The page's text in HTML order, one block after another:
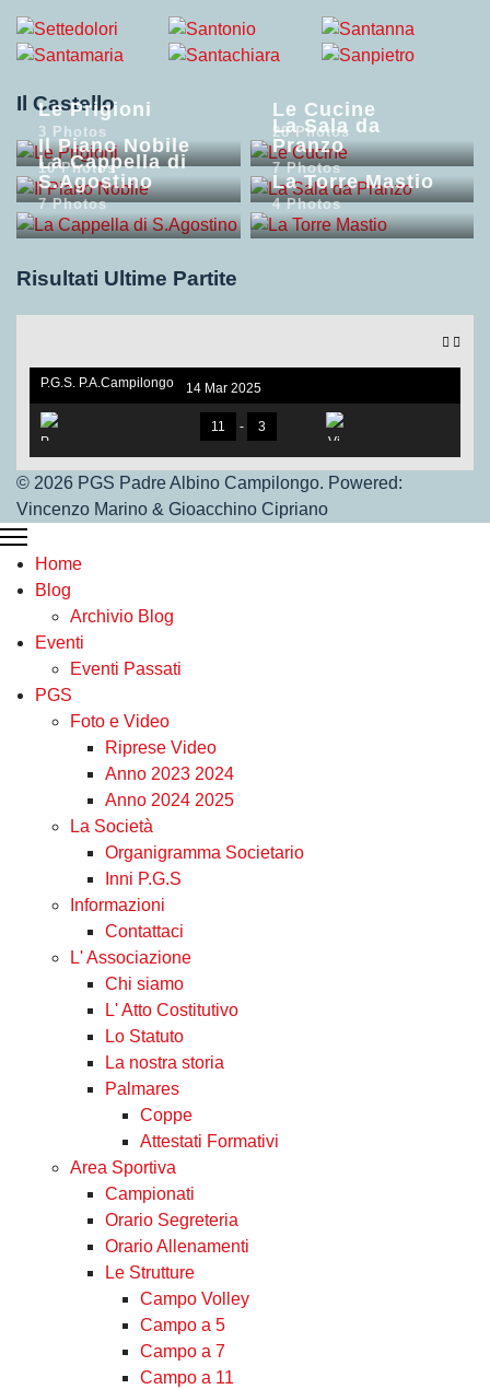
Il Castello
Le Prigioni
3 Photos
Le Cucine
28 Photos
Il Piano Nobile
10 Photos
La Sala da
Pranzo
7 Photos
La Cappella di
S.Agostino
7 Photos
La Torre Mastio
4 Photos
Risultati Ultime Partite
P.G.S. P.A.Campilongo
under 17. V.S Vigor Ros
sano
14 Mar 2025
P.G.S.Under 17
11 - 3
© 2026 PGS Padre Albino Campilongo. Powered:
Vincenzo Marino & Gioacchino Cipriano
Home
Blog
Archivio Blog
Eventi
Eventi Passati
PGS
Foto e Video
Riprese Video
Anno 2023 2024
Anno 2024 2025
La Società
Organigramma Societario
Inni P.G.S
Informazioni
Contattaci
L' Associazione
Chi siamo
L' Atto Costitutivo
Lo Statuto
La nostra storia
Palmares
Coppe
Attestati Formativi
Area Sportiva
Campionati
Orario Segreteria
Orario Allenamenti
Le Strutture
Campo Volley
Campo a 5
Campo a 7
Campo a 11